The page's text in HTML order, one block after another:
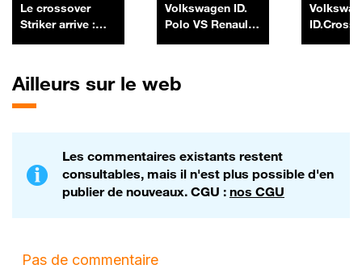
Le crossover
Striker arrive :
Volkswagen ID.
Polo VS Renault
ID.Cross
Ailleurs sur le web
Les commentaires existants restent
consultables, mais il n'est plus possible d'en
publier de nouveaux. CGU : nos CGU